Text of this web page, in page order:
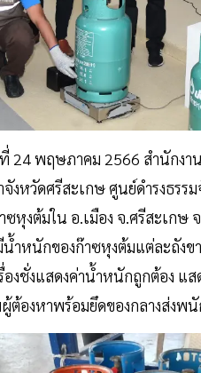
24 พฤษภาคม 2566 สำนักง
งหวัดศรีสะเกษ ศูนย์ดำรงธร
ซหุงต้มใน อ.เมือง จ.ศรีสะเก
ำหนักของก๊าซหุงต้มแต่ละถังข
ชั่งแสดงค่าน้ำหนักถูกต้อง แ
ต้องหาพร้อมยึดของกลางส่งพ